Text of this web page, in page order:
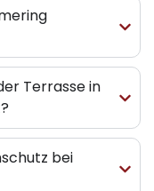
Terrasse in
bei